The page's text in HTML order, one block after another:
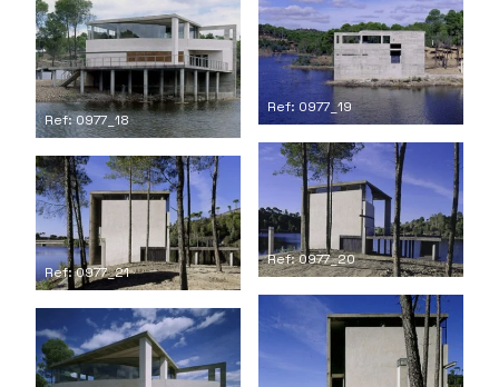
Ref: 0977_18
Ref: 0977_19
Ref: 0977_20
Ref: 0977_21